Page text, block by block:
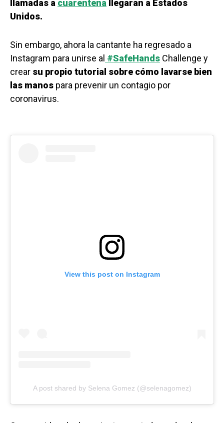
llamadas a cuarentena llegaran a Estados
Unidos.
Sin embargo, ahora la cantante ha regresado a
Instagram para unirse al #SafeHands Challenge y
crear su propio tutorial sobre cómo lavarse bien
las manos para prevenir un contagio por
coronavirus.
View this post on Instagram
A post shared by Selena Gomez (@selenagomez)